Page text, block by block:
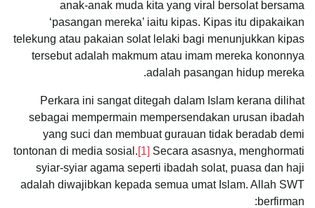
anak-anak muda kita yang viral bersolat bersama
‘pasangan mereka’ iaitu kipas. Kipas itu dipakaikan
telekung atau pakaian solat lelaki bagi menunjukkan kipas
tersebut adalah makmum atau imam mereka kononnya
adalah pasangan hidup mereka.
Perkara ini sangat ditegah dalam Islam kerana dilihat
sebagai mempermain mempersendakan urusan ibadah
yang suci dan membuat gurauan tidak beradab demi
tontonan di media sosial.[1] Secara asasnya, menghormati
syiar-syiar agama seperti ibadah solat, puasa dan haji
adalah diwajibkan kepada semua umat Islam. Allah SWT
berfirman: